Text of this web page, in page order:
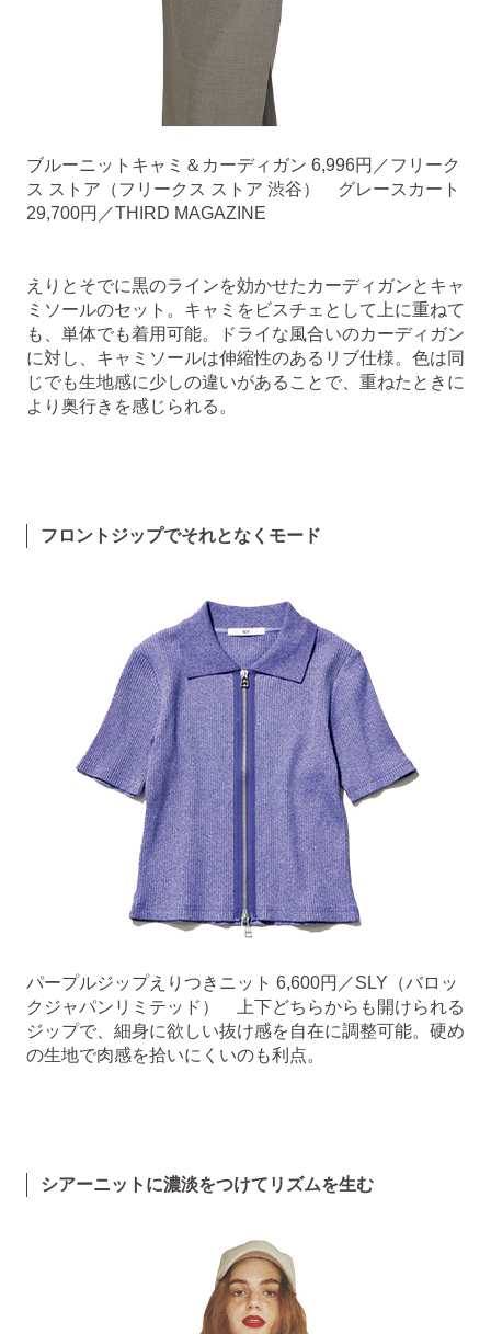
ブルーニットキャミ＆カーディガン 6,996円／フリーク
ス ストア（フリークス ストア 渋谷） グレースカート
29,700円／THIRD MAGAZINE
えりとそでに黒のラインを効かせたカーディガンとキャ
ミソールのセット。キャミをビスチェとして上に重ねて
も、単体でも着用可能。ドライな風合いのカーディガン
に対し、キャミソールは伸縮性のあるリブ仕様。色は同
じでも生地感に少しの違いがあることで、重ねたときに
より奥行きを感じられる。
フロントジップでそれとなくモード
パープルジップえりつきニット 6,600円／SLY（バロッ
クジャパンリミテッド） 上下どちらからも開けられる
ジップで、細身に欲しい抜け感を自在に調整可能。硬め
の生地で肉感を拾いにくいのも利点。
シアーニットに濃淡をつけてリズムを生む